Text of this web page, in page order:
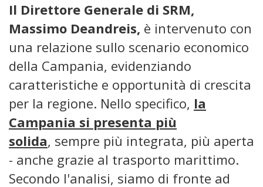
Il Direttore Generale di SRM,
Massimo Deandreis, è intervenuto con
una relazione sullo scenario economico
della Campania, evidenziando
caratteristiche e opportunità di crescita
per la regione. Nello specifico, la
Campania si presenta più
solida, sempre più integrata, più aperta
- anche grazie al trasporto marittimo.
Secondo l'analisi, siamo di fronte ad